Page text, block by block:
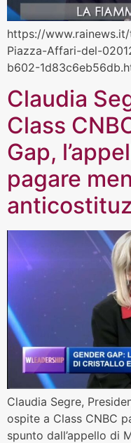
https://
Piazza-Affari-del-
b602-
Claudia
Class
Gap,
pagare
Claudia Segre,
ospite a Class CNBC
spunto dall’appello di